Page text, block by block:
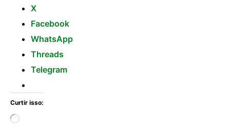
X
Facebook
WhatsApp
Threads
Telegram
Curtir isso: